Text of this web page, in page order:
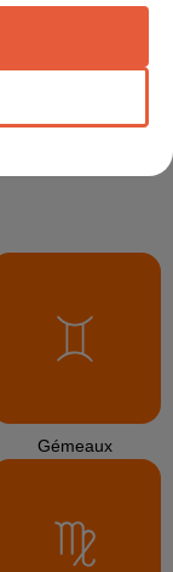
le retour de la